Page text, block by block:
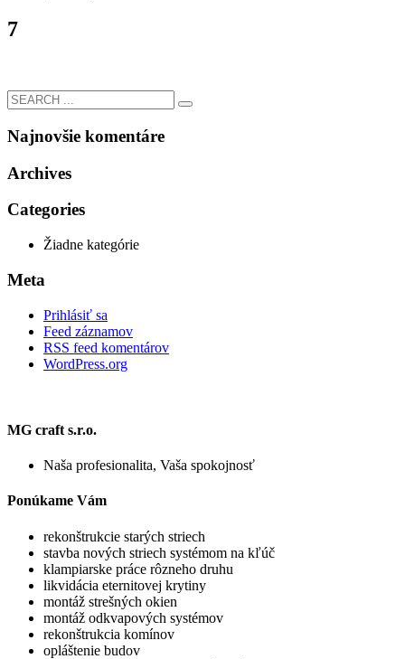
7
Najnovšie komentáre
Archives
Categories
Žiadne kategórie
Meta
Prihlásiť sa
Feed záznamov
RSS feed komentárov
WordPress.org
MG craft s.r.o.
Naša profesionalita, Vaša spokojnosť
Ponúkame Vám
rekonštrukcie starých striech
stavba nových striech systémom na kľúč
klampiarske práce rôzneho druhu
likvidácia eternitovej krytiny
montáž strešných okien
montáž odkvapových systémov
rekonštrukcia komínov
opláštenie budov